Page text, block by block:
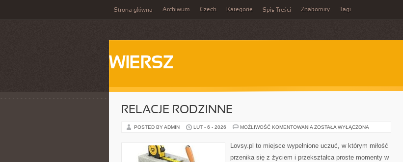
Strona główna Archiwum Czech Kategorie Spis Treści Znakomity Tagi
WIERSZ
RELACJE RODZINNE
POSTED BY ADMIN LUT - 6 - 2026 MOŻLIWOŚĆ KOMENTOWANIA RELACJE
ZOSTAŁA WYŁĄCZONA
Lovsy.pl to miejsce wypełnione uczuć, w którym miłość
przenika się z życiem i przekształca proste momenty w